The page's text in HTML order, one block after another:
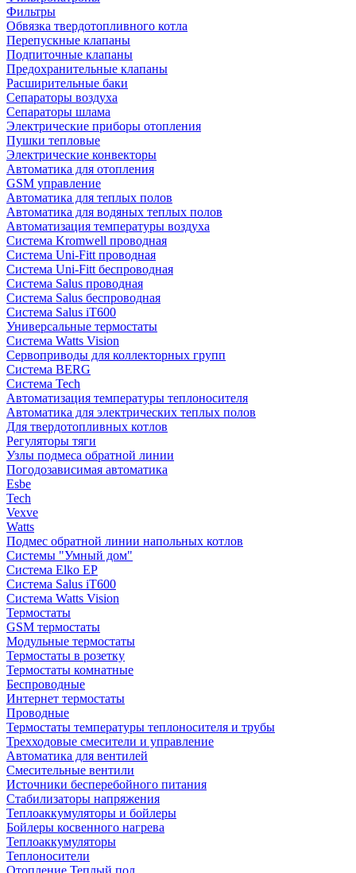
Фильтры
Обвязка твердотопливного котла
Перепускные клапаны
Подпиточные клапаны
Предохранительные клапаны
Расширительные баки
Сепараторы воздуха
Сепараторы шлама
Электрические приборы отопления
Пушки тепловые
Электрические конвекторы
Автоматика для отопления
GSM управление
Автоматика для теплых полов
Автоматика для водяных теплых полов
Автоматизация температуры воздуха
Система Kromwell проводная
Система Uni-Fitt проводная
Система Uni-Fitt беспроводная
Система Salus проводная
Система Salus беспроводная
Система Salus iT600
Универсальные термостаты
Система Watts Vision
Сервоприводы для коллекторных групп
Система BERG
Система Tech
Автоматизация температуры теплоносителя
Автоматика для электрических теплых полов
Для твердотопливных котлов
Регуляторы тяги
Узлы подмеса обратной линии
Погодозависимая автоматика
Esbe
Tech
Vexve
Watts
Подмес обратной линии напольных котлов
Системы "Умный дом"
Система Elko EP
Система Salus iT600
Система Watts Vision
Термостаты
GSM термостаты
Модульные термостаты
Термостаты в розетку
Термостаты комнатные
Беспроводные
Интернет термостаты
Проводные
Термостаты температуры теплоносителя и трубы
Трехходовые смесители и управление
Автоматика для вентилей
Смесительные вентили
Источники бесперебойного питания
Стабилизаторы напряжения
Теплоаккумуляторы и бойлеры
Бойлеры косвенного нагрева
Теплоаккумуляторы
Теплоносители
Отопление Теплый пол